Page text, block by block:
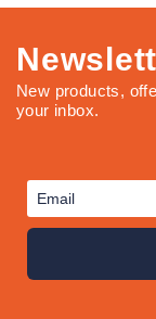
New products,
your inbox.